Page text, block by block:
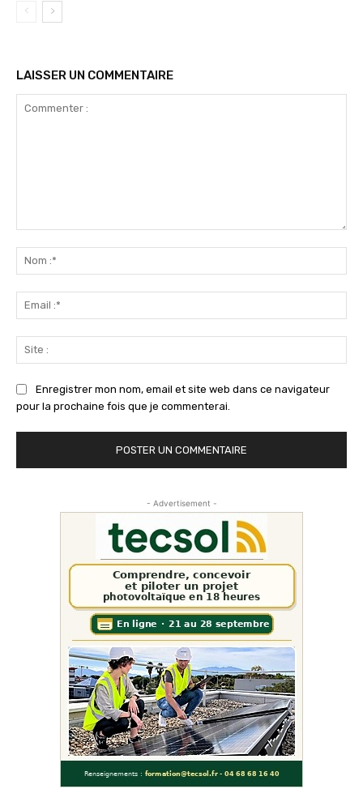
LAISSER UN COMMENTAIRE
Enregistrer mon nom, email et site web dans ce navigateur
pour la prochaine fois que je commenterai.
- Advertisement -